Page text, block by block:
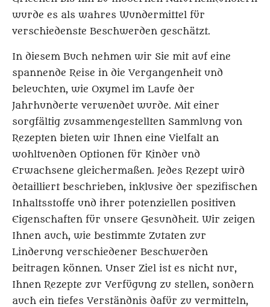
wurde es als wahres Wundermittel für
verschiedenste Beschwerden geschätzt.
In diesem Buch nehmen wir Sie mit auf eine
spannende Reise in die Vergangenheit und
beleuchten, wie Oxymel im Laufe der
Jahrhunderte verwendet wurde. Mit einer
sorgfältig zusammengestellten Sammlung von
Rezepten bieten wir Ihnen eine Vielfalt an
wohltuenden Optionen für Kinder und
Erwachsene gleichermaßen. Jedes Rezept wird
detailliert beschrieben, inklusive der spezifischen
Inhaltsstoffe und ihrer potenziellen positiven
Eigenschaften für unsere Gesundheit. Wir zeigen
Ihnen auch, wie bestimmte Zutaten zur
Linderung verschiedener Beschwerden
beitragen können. Unser Ziel ist es nicht nur,
Ihnen Rezepte zur Verfügung zu stellen, sondern
auch ein tiefes Verständnis dafür zu vermitteln,